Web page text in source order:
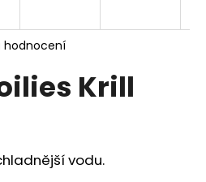
hodnocení
Krill
vodu.